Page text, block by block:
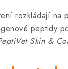
rozkládají na
peptidy
Skin &